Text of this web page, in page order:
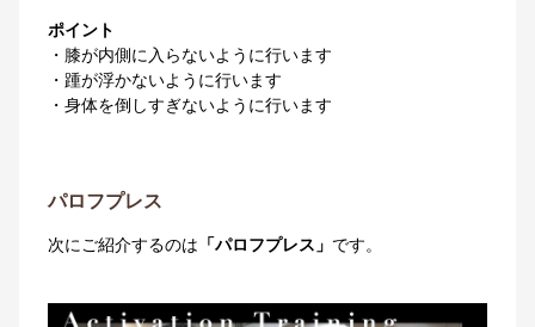
ポイント
・膝が内側に入らないように行います
・踵が浮かないように行います
・身体を倒しすぎないように行います
パロフプレス
次にご紹介するのは 「パロフプレス」 です。